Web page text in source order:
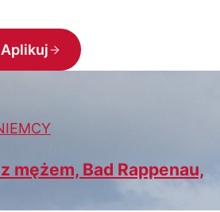
Aplikuj
mężem, Bad Rappenau,